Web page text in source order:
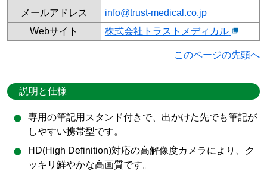
メールアドレス
info@trust-medical.co.jp
Webサイト
株式会社トラストメディカル
このページの先頭へ
説明と仕様
専用の筆記用スタンド付きで、出かけた先でも筆記が
しやすい携帯型です。
HD(High Definition)対応の高解像度カメラにより、ク
ッキリ鮮やかな高画質です。